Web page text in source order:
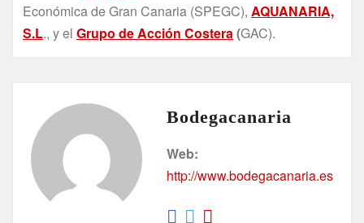
Económica de Gran Canaria (SPEGC), AQUANARIA,
S.L., y el Grupo de Acción Costera(GAC).
Bodegacanaria
Web:
http://www.bodegacanaria.es